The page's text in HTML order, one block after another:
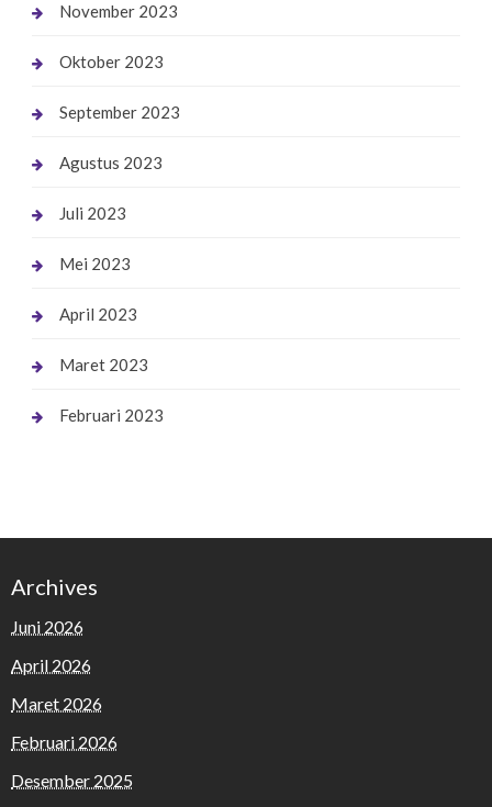
November 2023
Oktober 2023
September 2023
Agustus 2023
Juli 2023
Mei 2023
April 2023
Maret 2023
Februari 2023
Archives
Juni 2026
April 2026
Maret 2026
Februari 2026
Desember 2025